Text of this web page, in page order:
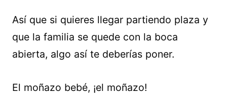
Así que si quieres llegar partiendo plaza y
que la familia se quede con la boca
abierta, algo así te deberías poner.
El moñazo bebé, ¡el moñazo!